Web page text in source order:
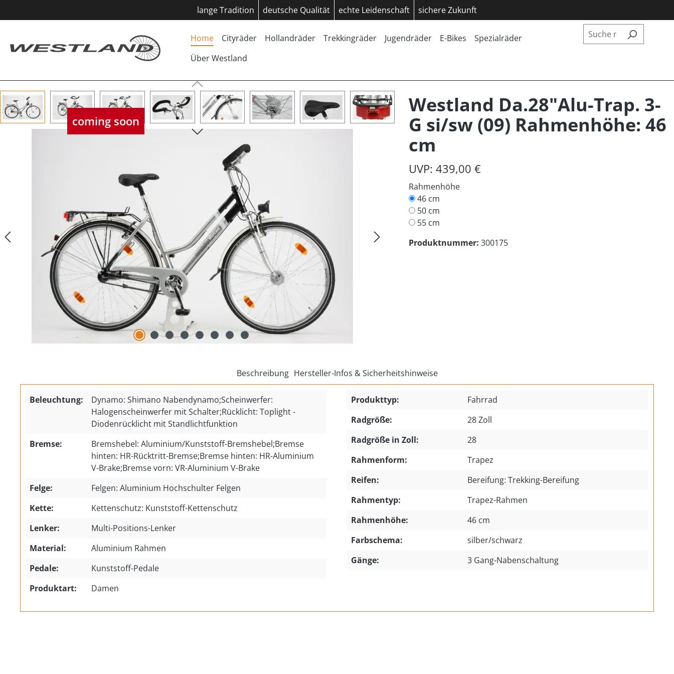
lange Tradition deutsche Qualität echte Leidenschaft sichere Zukunft
Home Cityräder Hollandräder Trekkingräder Jugendräder E-Bikes
Spezialräder
Über Westland
Bildergalerie überspringen
coming soon
Westland Da.28"Alu-Trap. 3-
G si/sw (09) Rahmenhöhe: 46
cm
UVP: 439,00 €
Rahmenhöhe
46 cm
50 cm
55 cm
Produktnummer:300175
Beschreibung Hersteller-Infos & Sicherheitshinweise
Beleuchtung:
Dynamo: Shimano Nabendynamo;Scheinwerfer:
Halogenscheinwerfer mit Schalter;Rücklicht: Toplight -
Diodenrücklicht mit Standlichtfunktion
Bremse:
Bremshebel: Aluminium/Kunststoff-Bremshebel;Bremse
hinten: HR-Rücktritt-Bremse;Bremse hinten: HR-Aluminium
V-Brake;Bremse vorn: VR-Aluminium V-Brake
Felge:
Felgen: Aluminium Hochschulter Felgen
Kette:
Kettenschutz: Kunststoff-Kettenschutz
Lenker:
Multi-Positions-Lenker
Material:
Aluminium Rahmen
Pedale:
Kunststoff-Pedale
Produktart:
Damen
Produkttyp:
Fahrrad
Radgröße:
28 Zoll
Radgröße in Zoll:
28
Rahmenform:
Trapez
Reifen:
Bereifung: Trekking-Bereifung
Rahmentyp:
Trapez-Rahmen
Rahmenhöhe:
46 cm
Farbschema:
silber/schwarz
Gänge:
3 Gang-Nabenschaltung